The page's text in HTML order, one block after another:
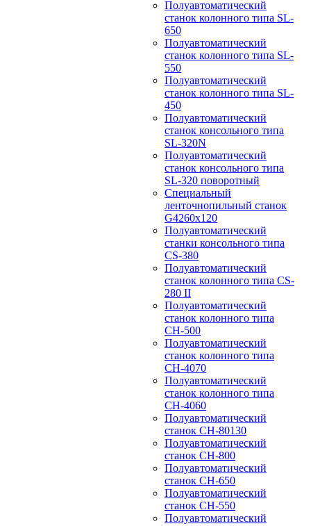
Полуавтоматический
станок колонного типа SL-
650
Полуавтоматический
станок колонного типа SL-
550
Полуавтоматический
станок колонного типа SL-
450
Полуавтоматический
станок консольного типа
SL-320N
Полуавтоматический
станок консольного типа
SL-320 поворотный
Специальный
ленточнопильный станок
G4260x120
Полуавтоматический
станки консольного типа
CS-380
Полуавтоматический
станок колонного типа CS-
280 II
Полуавтоматический
станок колонного типа
CH-500
Полуавтоматический
станок колонного типа
CH-4070
Полуавтоматический
станок колонного типа
CH-4060
Полуавтоматический
станок CH-80130
Полуавтоматический
станок CH-800
Полуавтоматический
станок CH-650
Полуавтоматический
станок CH-550
Полуавтоматический